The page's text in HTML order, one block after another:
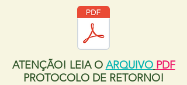
ATENÇÃO! LEIA O ARQUIVO PDF
PROTOCOLO DE RETORNO!